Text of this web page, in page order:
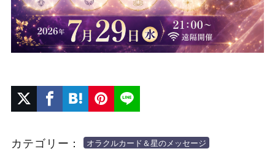
カテゴリー： オラクルカード＆星のメッセージ